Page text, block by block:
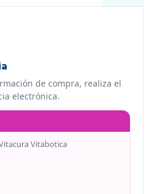
de compra, realiza el
electrónica.
Vitabotica